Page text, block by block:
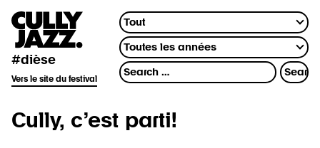
#dièse
Vers le site du festival
Cully, c’est parti!